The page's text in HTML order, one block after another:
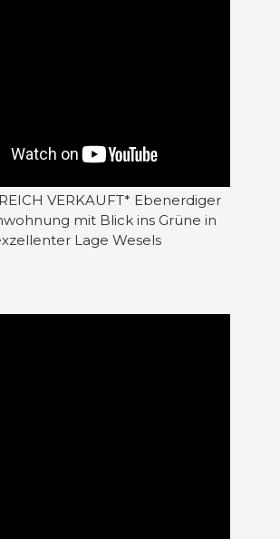
VERKAUFT* Ebenerdiger
mit Blick ins Grüne in
Lage Wesels